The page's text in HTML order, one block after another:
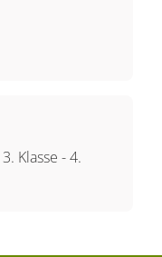
3. Klasse -4.